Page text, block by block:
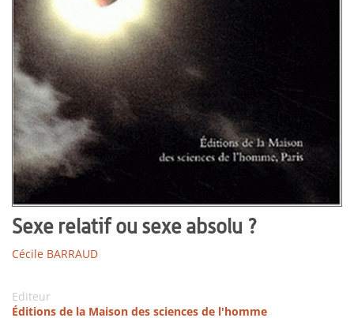
Sexe relatif ou sexe absolu ?
Cécile BARRAUD
Editeur
Éditions de la Maison des sciences de l'homme